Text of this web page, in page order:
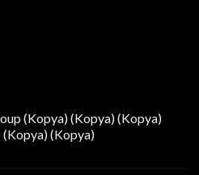
(Kopya) (Kopya) (Kopya)
(Kopya)